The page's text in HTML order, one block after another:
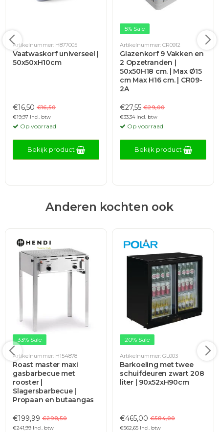
Artikelnummer: H877005
Vaatwaskorf universeel |
50x50xH10cm
€16,50 €16,50
€19,97 Incl. btw
Op voorraad
Bekijk product
5% Sale
Artikelnummer: CR0912
Glazenkorf 9 Vakken en
2 Opzetranden |
50x50H18 cm. | Max Ø15
cm Max H16 cm. | CR09-
2A
€27,55 €29,00
€33,34 Incl. btw
Op voorraad
Bekijk product
Anderen kochten ook
33% Sale
Artikelnummer: H154878
Roast master maxi
gasbarbecue met
rooster |
Slagersbarbecue |
Propaan en butaangas
€199,99 €298,50
€241,99 Incl. btw
20% Sale
Artikelnummer: GL003
Barkoeling met twee
schuifdeuren zwart 208
liter | 90x52xH90cm
€465,00 €584,00
€562,65 Incl. btw